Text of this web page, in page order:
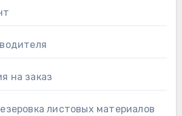
на заказ
листовых материалов